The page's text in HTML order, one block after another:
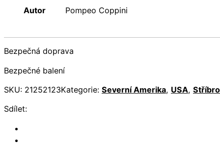
Autor Pompeo Coppini
Bezpečná doprava
Bezpečné balení
SKU: 21252123Kategorie: Severní Amerika, USA, Stříbro
Sdílet: